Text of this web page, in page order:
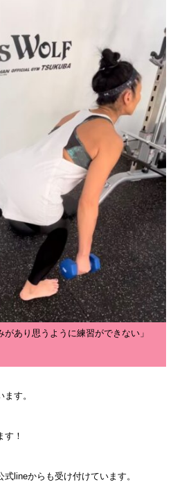
があり思うように練習ができない」
す。
す！
lineからも受け付けています。